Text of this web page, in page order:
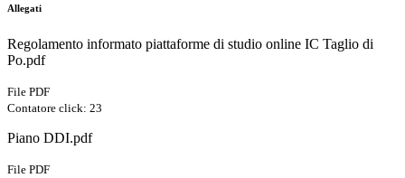
Allegati
Regolamento informato piattaforme di studio online IC Taglio di
Po.pdf
File PDF
Contatore click: 23
Piano DDI.pdf
File PDF